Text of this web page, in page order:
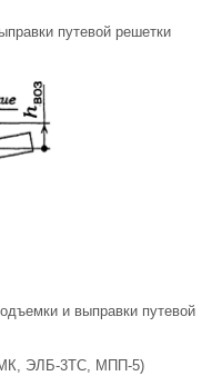
путевой решетки
и выправки путевой
ЭЛБ-3ТС, МПП-5)